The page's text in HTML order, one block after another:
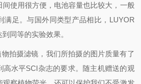
使用很方便，电池容量也比较大，一般
满足。与国外同类型产品相比，LUYOR
同等的实验效果。
拍摄滤镜，我们所拍摄的图片质量有了
高水平SCI杂志的要求。随主机赠送的观